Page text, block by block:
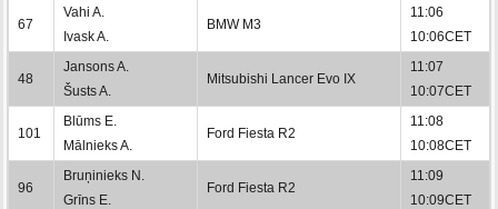
67
Vahi A.
Ivask A.
BMW M3
11:06
10:06CET
48
Jansons A.
Šusts A.
Mitsubishi Lancer Evo IX
11:07
10:07CET
101
Blūms E.
Mālnieks A.
Ford Fiesta R2
11:08
10:08CET
96
Bruņinieks N.
Grīns E.
Ford Fiesta R2
11:09
10:09CET